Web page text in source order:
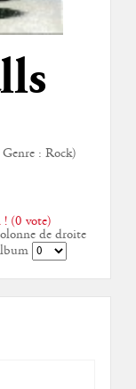
: Rock)
! (0 vote)
de droite